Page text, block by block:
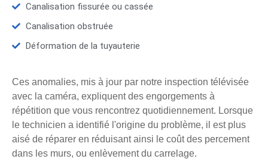
Canalisation fissurée ou cassée
Canalisation obstruée
Déformation de la tuyauterie
Ces anomalies, mis à jour par notre inspection télévisée
avec la caméra, expliquent des engorgements à
répétition que vous rencontrez quotidiennement. Lorsque
le technicien a identifié l'origine du problème, il est plus
aisé de réparer en réduisant ainsi le coût des percement
dans les murs, ou enlèvement du carrelage.